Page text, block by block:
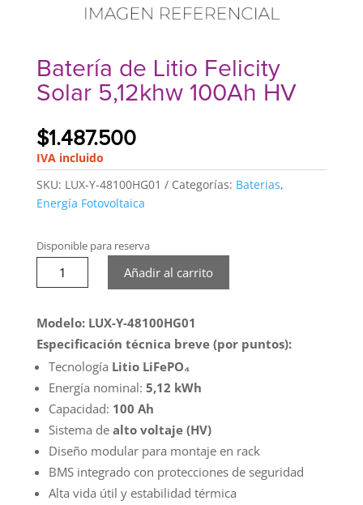
Batería de Litio Felicity
Solar 5,12khw 100Ah HV
$1.487.500
IVA incluido
SKU: LUX-Y-48100HG01 Categorías: Baterias,
Energía Fotovoltaica
Disponible para reserva
Batería
de
Felicity
Solar
5,12khw
HV
cantidad
Añadir al carrito
Modelo: LUX-Y-48100HG01
Especificación técnica breve (por puntos):
Tecnología Litio LiFePO₄
Energía nominal: 5,12 kWh
Capacidad: 100 Ah
Sistema de alto voltaje (HV)
Diseño modular para montaje en rack
BMS integrado con protecciones de seguridad
Alta vida útil y estabilidad térmica